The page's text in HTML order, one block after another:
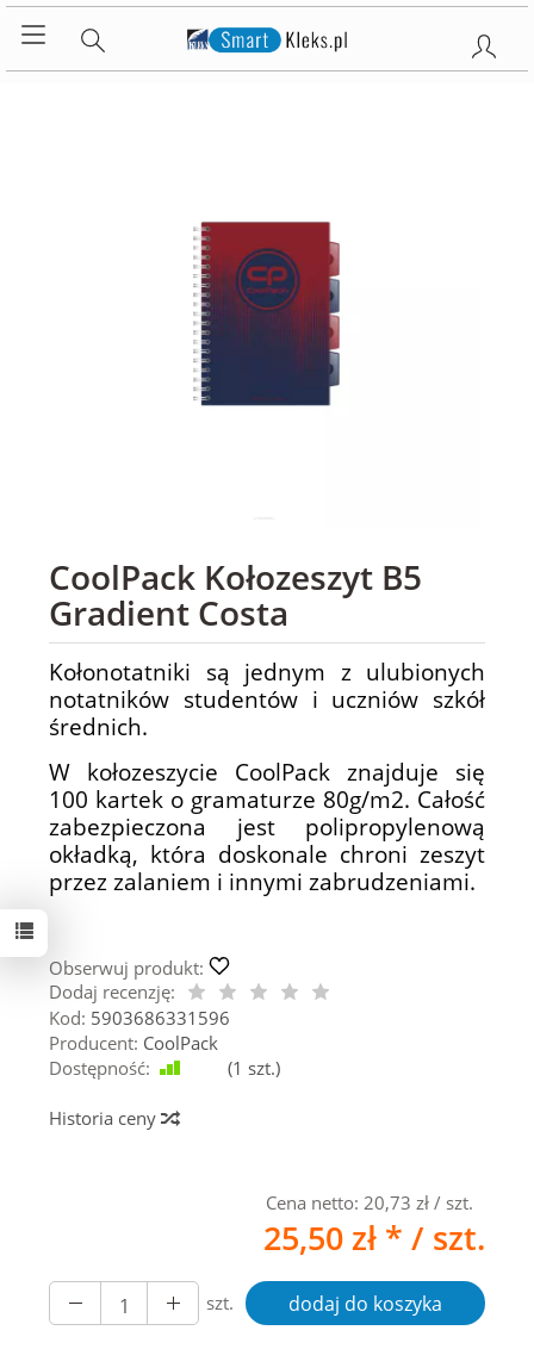
CoolPack Kołozeszyt B5
Gradient Costa
Kołonotatniki są jednym z ulubionych
notatników studentów i uczniów szkół
średnich.
W kołozeszycie CoolPack znajduje się
100 kartek o gramaturze 80g/m2. Całość
zabezpieczona jest polipropylenową
okładką, która doskonale chroni zeszyt
przez zalaniem i innymi zabrudzeniami.
Obserwuj produkt:
Dodaj recenzję:
Kod: 5903686331596
Producent: CoolPack
Dostępność:
(1 szt.)
Historia ceny
Cena netto: 20,73 zł / szt.
25,50 zł * / szt.
szt. dodaj do koszyka